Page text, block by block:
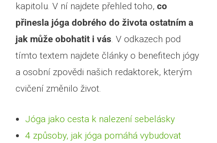
kapitolu. V ní najdete přehled toho, co
přinesla jóga dobrého do života ostatním a
jak může obohatit i vás. V odkazech pod
tímto textem najdete články o benefitech jógy
a osobní zpovědi našich redaktorek, kterým
cvičení změnilo život.
Jóga jako cesta k nalezení sebelásky
4 způsoby, jak jóga pomáhá vybudovat